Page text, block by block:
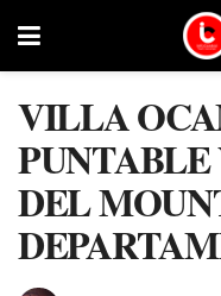
VILLA
DEL